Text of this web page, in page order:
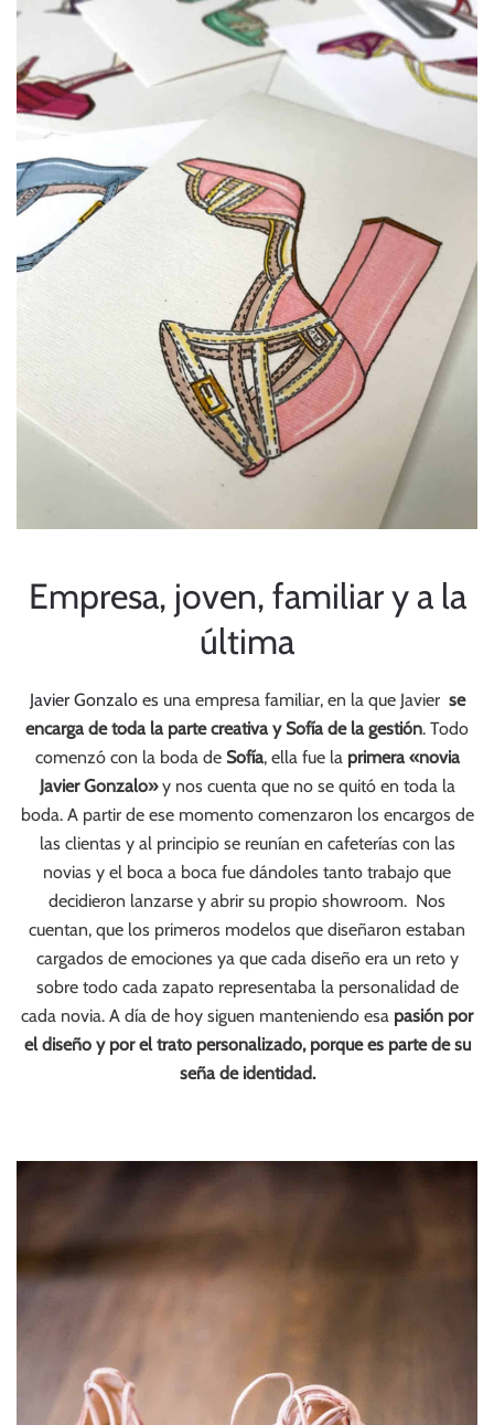
Empresa, joven, familiar y a la
última
Javier Gonzaloes una empresa familiar, en la que Javier se
encarga de toda la parte creativa y Sofía de la gestión. Todo
comenzó con la boda deSofía, ella fue la primera «novia
Javier Gonzalo»y nos cuenta que no se quitó en toda la
boda. A partir de ese momento comenzaron los encargos de
las clientas y al principio se reunían en cafeterías con las
novias y el boca a boca fue dándoles tanto trabajo que
decidieron lanzarse y abrir su propio showroom. Nos
cuentan, que los primeros modelos que diseñaron estaban
cargados de emociones ya que cada diseño era un reto y
sobre todo cada zapato representaba la personalidad de
cada novia. A día de hoy siguen manteniendo esa pasión por
el diseño y por el trato personalizado, porque es parte de su
seña de identidad.